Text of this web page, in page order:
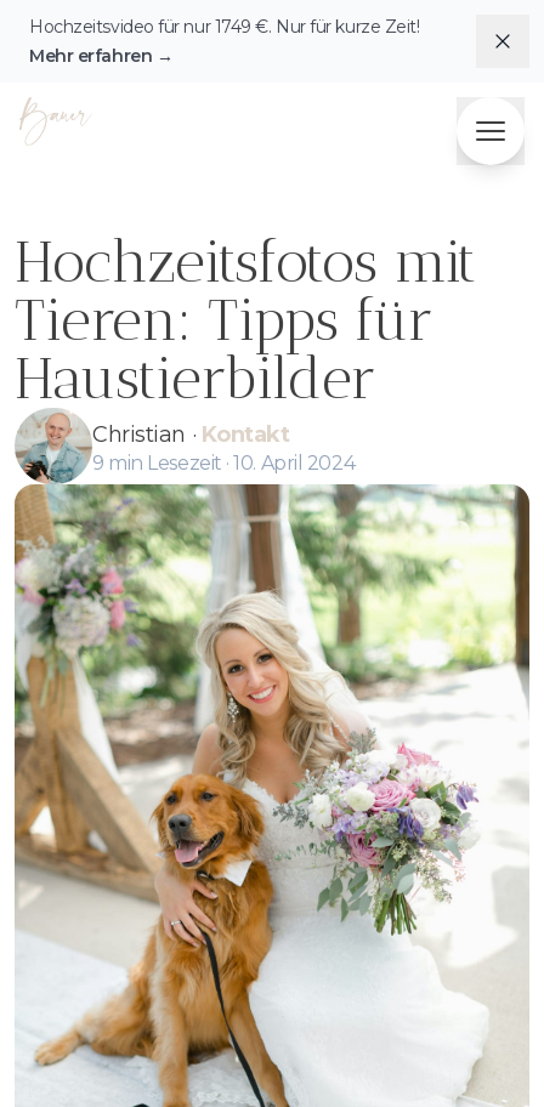
Hochzeitsvideo für nur1749 €. Nur für kurze Zeit!
Mehr erfahren →
Fotografie & Videografie Herzensbilder Bauer
Hochzeitsfotos mit
Tieren: Tipps für
Haustierbilder
Christian · Kontakt
9 min Lesezeit · 10. April 2024